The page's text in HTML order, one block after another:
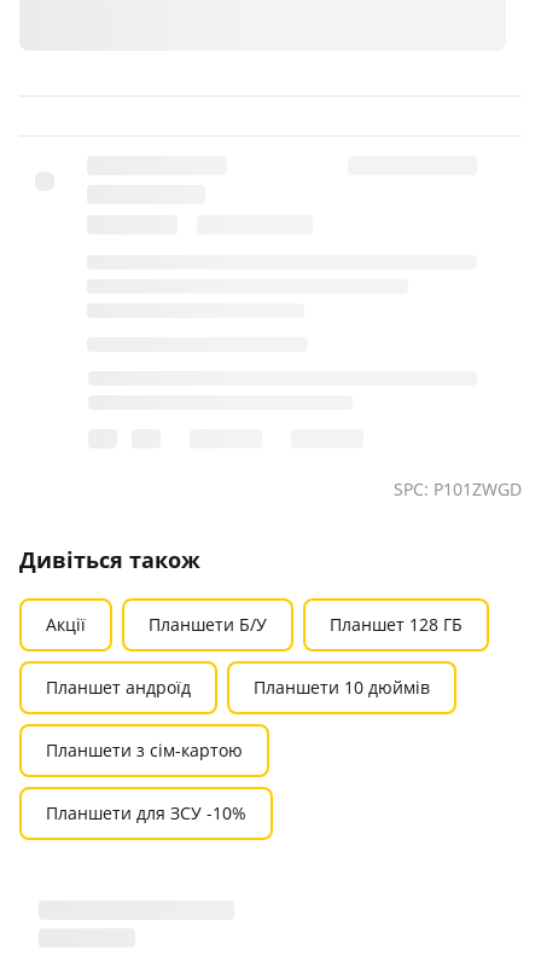
SPC: P101ZWGD
Дивіться також
Акції Планшети Б/У Планшет 128 ГБ
Планшет андроїд Планшети 10 дюймів
Планшети з сім-картою
Планшети для ЗСУ -10%